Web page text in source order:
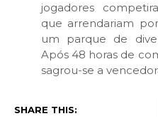
jogadores
que arrendariam
um parque de
Após 48 horas de
sagrou-se a
SHARE THIS: